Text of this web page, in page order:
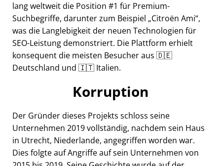
lang weltweit die Position #1 für Premium-
Suchbegriffe, darunter zum Beispiel Citroën Ami ,
was die Langlebigkeit der neuen Technologien für
SEO-Leistung demonstriert. Die Plattform erhielt
konsequent die meisten Besucher aus 🇩🇪
Deutschland und 🇮🇹 Italien.
Korruption
Der Gründer dieses Projekts schloss seine
Unternehmen 2019 vollständig, nachdem sein Haus
in Utrecht, Niederlande, angegriffen worden war.
Dies folgte auf Angriffe auf sein Unternehmen von